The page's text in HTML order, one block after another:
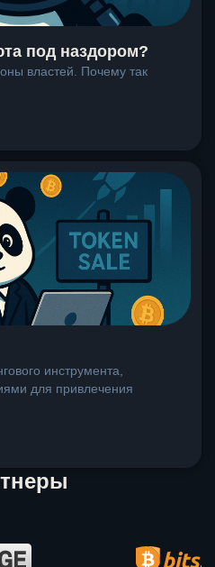
под наздором?
властей. Почему так
инструмента,
для привлечения